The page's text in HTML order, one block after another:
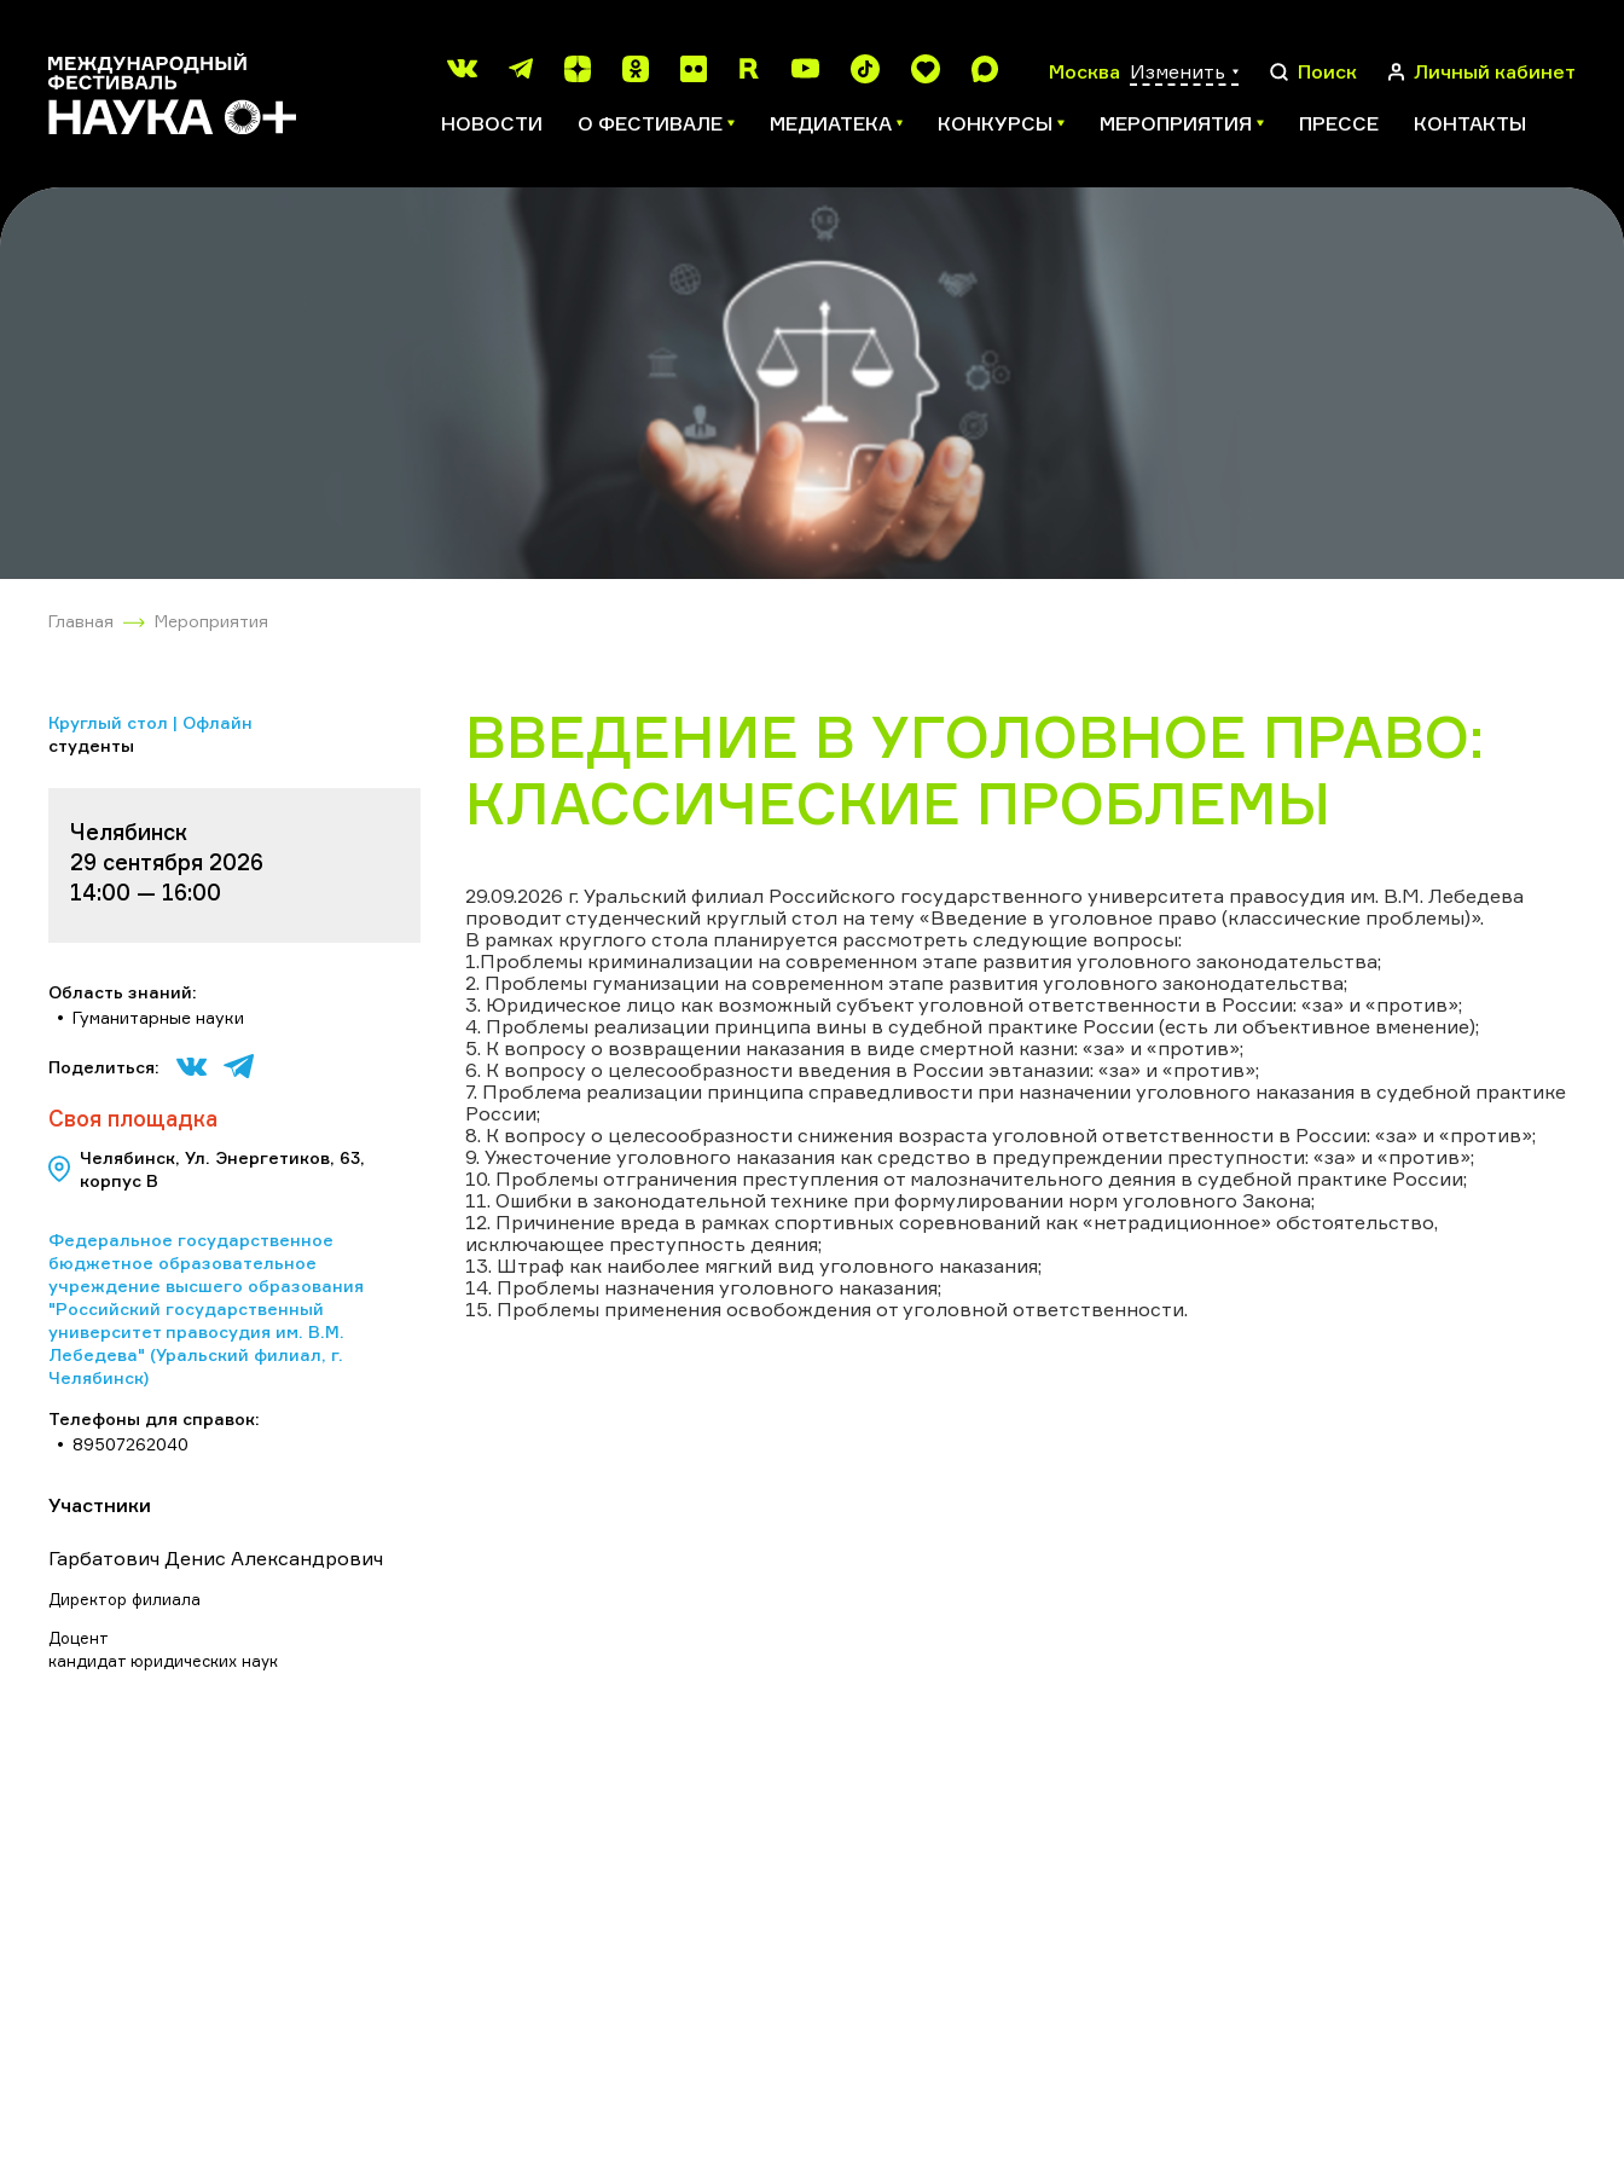
Москва Изменить Поиск Личный кабинет
НОВОСТИ О ФЕСТИВАЛЕ МЕДИАТЕКА КОНКУРСЫ МЕРОПРИЯТИЯ ПРЕССЕ КОНТАКТЫ
Главная Мероприятия
Круглый стол | Офлайн
студенты
Челябинск
29 сентября 2026
14:00 — 16:00
Область знаний:
Гуманитарные науки
Поделиться:
Своя площадка
Челябинск, Ул. Энергетиков, 63,
корпус В
Федеральное государственное
бюджетное образовательное
учреждение высшего образования
"Российский государственный
университет правосудия им. В.М.
Лебедева" (Уральский филиал, г.
Челябинск)
Телефоны для справок:
89507262040
Участники
Гарбатович Денис Александрович
Директор филиала
Доцент
кандидат юридических наук
ВВЕДЕНИЕ В УГОЛОВНОЕ ПРАВО:
КЛАССИЧЕСКИЕ ПРОБЛЕМЫ
29.09.2026 г. Уральский филиал Российского государственного университета правосудия им. В.М. Лебедева
проводит студенческий круглый стол на тему «Введение в уголовное право (классические проблемы)».
В рамках круглого стола планируется рассмотреть следующие вопросы:
1.Проблемы криминализации на современном этапе развития уголовного законодательства;
2. Проблемы гуманизации на современном этапе развития уголовного законодательства;
3. Юридическое лицо как возможный субъект уголовной ответственности в России: «за» и «против»;
4. Проблемы реализации принципа вины в судебной практике России (есть ли объективное вменение);
5. К вопросу о возвращении наказания в виде смертной казни: «за» и «против»;
6. К вопросу о целесообразности введения в России эвтаназии: «за» и «против»;
7. Проблема реализации принципа справедливости при назначении уголовного наказания в судебной практике
России;
8. К вопросу о целесообразности снижения возраста уголовной ответственности в России: «за» и «против»;
9. Ужесточение уголовного наказания как средство в предупреждении преступности: «за» и «против»;
10. Проблемы отграничения преступления от малозначительного деяния в судебной практике России;
11. Ошибки в законодательной технике при формулировании норм уголовного Закона;
12. Причинение вреда в рамках спортивных соревнований как «нетрадиционное» обстоятельство,
исключающее преступность деяния;
13. Штраф как наиболее мягкий вид уголовного наказания;
14. Проблемы назначения уголовного наказания;
15. Проблемы применения освобождения от уголовной ответственности.